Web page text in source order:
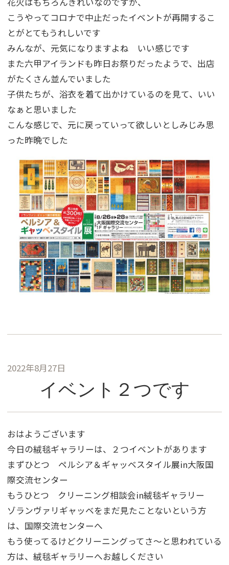
こうやってコロナで中止だったイベントが再開するこ
とがとてもうれしいです
みんなが、元気になりますよね いい感じです
また六甲アイランドも昨日お祭りだったようで、出店
がたくさん並んでいました
子供たちが、浴衣を着て出かけているのを見て、いい
なぁと思いました
こんな感じで、元に戻っていって欲しいとしみじみ思
った昨晩でした
2022年8月27日
イベント２つです
おはようございます
今日の絨毯ギャラリーは、２つイベントがあります
まずひとつ ペルシア＆ギャッベスタイル展in大阪国
際交流センター
もうひとつ クリーニング相談会in絨毯ギャラリー
ゾランヴァリギャッベをまだ見たことないという方
は、国際交流センターへ
もう使ってるけどクリーニングってさ～と思われている
方は、絨毯ギャラリーへお越しください